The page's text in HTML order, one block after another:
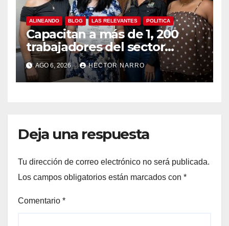
ALINEANDO BLOG LAS RELEVANTES POLITICA
Capacitan a más de 1, 200
trabajadores del sector
hotelero en derechos
humanos y respeto laboral
en Los Cabos
AGO 6, 2026 HECTOR NARRO
Deja una respuesta
Tu dirección de correo electrónico no será publicada.
Los campos obligatorios están marcados con *
Comentario *